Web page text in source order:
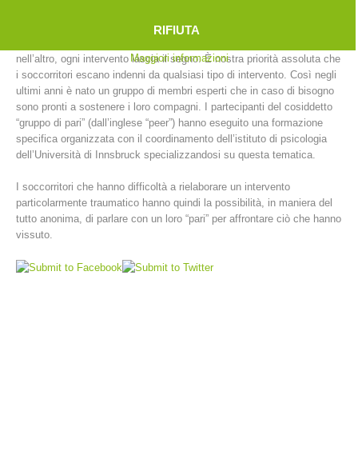
svolgano la loro attività come degli automi dimenticando le situazioni
nell’altro, ogni intervento lascia il segno. È nostra priorità assoluta che
i soccorritori escano indenni da qualsiasi tipo di intervento. Così negli
ultimi anni è nato un gruppo di membri esperti che in caso di bisogno
sono pronti a sostenere i loro compagni. I partecipanti del cosiddetto
“gruppo di pari” (dall’inglese “peer”) hanno eseguito una formazione
specifica organizzata con il coordinamento dell’istituto di psicologia
dell’Università di Innsbruck specializzandosi su questa tematica.
I soccorritori che hanno difficoltà a rielaborare un intervento
particolarmente traumatico hanno quindi la possibilità, in maniera del
tutto anonima, di parlare con un loro “pari” per affrontare ciò che hanno
vissuto.
RIFIUTA
Maggiori informazioni